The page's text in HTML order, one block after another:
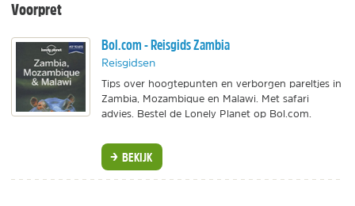
Voorpret
Bol.com - Reisgids Zambia
Reisgidsen
Tips over hoogtepunten en verborgen pareltjes in
Zambia, Mozambique en Malawi. Met safari
advies. Bestel de Lonely Planet op Bol.com.
BEKIJK